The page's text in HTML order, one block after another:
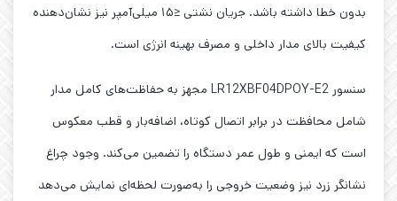
بدون خطا داشته باشد. جریان نشتی ≤۱۵ میلی‌آمپر نیز نشان‌دهنده
کیفیت بالای مدار داخلی و مصرف بهینه انرژی است.
سنسور LR12XBF04DPOY-E2 مجهز به حفاظت‌های کامل مدار
شامل محافظت در برابر اتصال کوتاه، اضافه‌بار و قطب معکوس
است که ایمنی و طول عمر دستگاه را تضمین می‌کند. وجود چراغ
نشانگر زرد نیز وضعیت خروجی را به‌صورت لحظه‌ای نمایش می‌دهد